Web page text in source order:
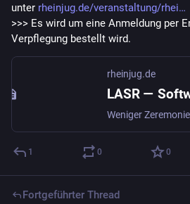
unter rheinjug.de/veranstaltung/rhei
>>> Es wird um eine Anmeldung per
Verpflegung bestellt wird.
rheinjug.de
1 0 0
Fortgeführter Thread